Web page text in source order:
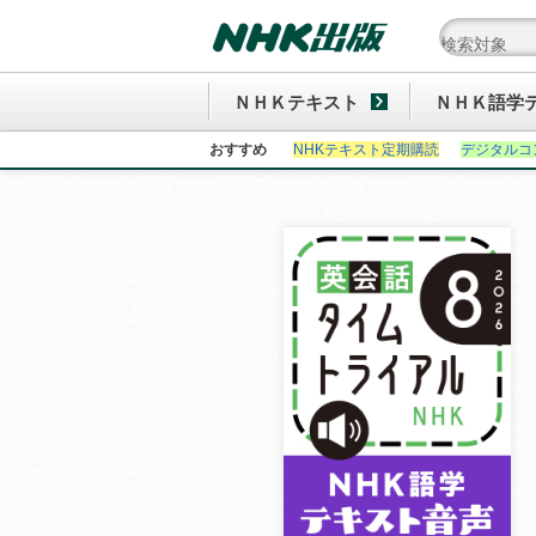
ＮＨＫテキスト ＮＨＫ語学
おすすめ NHKテキスト定期購読 デジタル